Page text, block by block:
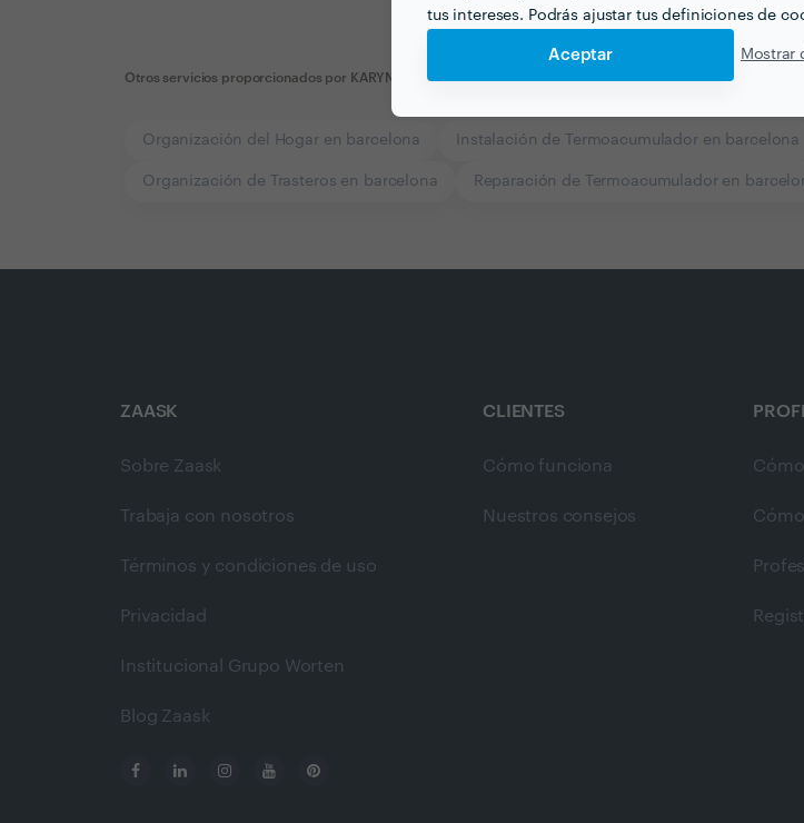
tus intereses. Podrás ajustar tus definiciones de
Aceptar Mostrar
Otros servicios proporcionados por KARYNA TORRES
Organización del Hogar en barcelona Instalación de Termoacumulador en barcelona
Organización de Trasteros en barcelona Reparación de Termoacumulador en
ZAASK
Sobre Zaask
Trabaja con nosotros
Términos y condiciones de uso
Privacidad
Institucional Grupo Worten
Blog Zaask
CLIENTES
Cómo funciona
Nuestros consejos